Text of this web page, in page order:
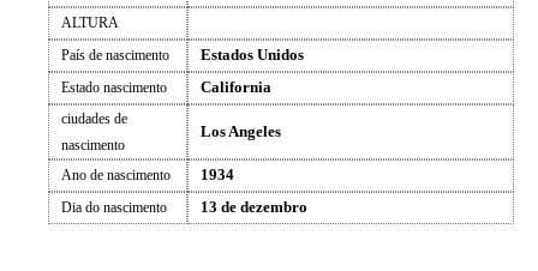
ALTURA
País de nascimento
Estados Unidos
Estado nascimento California
ciudades de
nascimento
Los Angeles
Ano de nascimento 1934
Dia do nascimento 13 de dezembro